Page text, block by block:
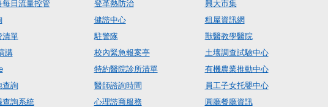
每日流量控管
清單
講
查詢
查詢系統
登革熱防治
健諮中心
駐警隊
校內緊急報案亭
特約醫院診所清單
醫師諮詢時間
心理諮商服務
興大市集
租屋資訊網
獸醫教學醫院
土壤調查試驗中心
有機農業推動中心
員工子女托嬰中心
圓廳餐廳資訊